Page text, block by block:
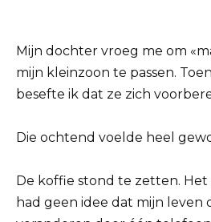
Mijn dochter vroeg me om
mijn kleinzoon te passen.
besefte ik dat ze zich
Die ochtend voelde heel
De koffie stond te zetten. Het
had geen idee dat mijn